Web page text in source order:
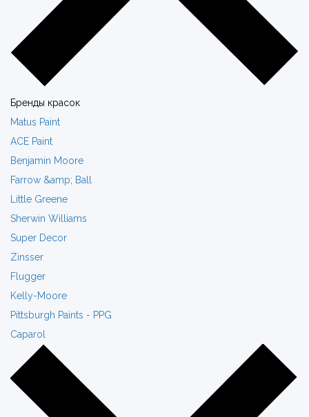
Бренды красок
Matus Paint
ACE Paint
Benjamin Moore
Farrow &amp; Ball
Little Greene
Sherwin Williams
Super Decor
Zinsser
Flugger
Kelly-Moore
Pittsburgh Paints - PPG
Caparol